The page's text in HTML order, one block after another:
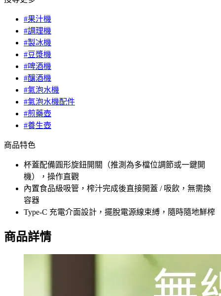
#果汁機
#調理機
#製冰機
#豆漿機
#啤酒機
#釀酒機
#氣泡水機
#氣泡水機配件
#煎藥壺
#養生壺
商品特色
杯蓋配備圓形旋鈕開關（推測為多檔位調節或一鍵開
機），操作直觀
內置食品級吸管，榨汁完成後直接開蓋 / 吸飲，無需換
容器
Type-C 充電介面設計，擺脫電源線束縛，隨時隨地鮮榨
商品詳情